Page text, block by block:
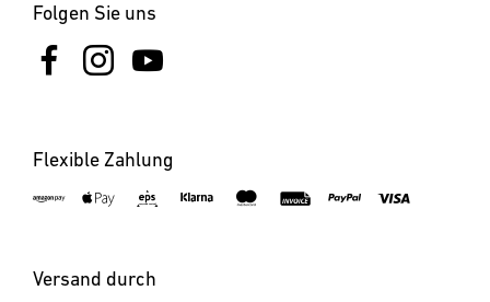
Folgen Sie uns
Flexible Zahlung
Versand durch